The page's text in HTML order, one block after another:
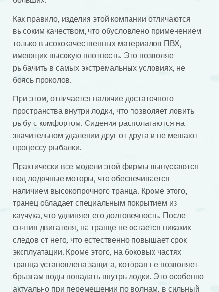
Как правило, изделия этой компании отличаются
высоким качеством, что обусловлено применением
только высококачественных материалов ПВХ,
имеющих высокую плотность. Это позволяет
рыбачить в самых экстремальных условиях, не
боясь проколов.
При этом, отличается наличие достаточного
пространства внутри лодки, что позволяет ловить
рыбу с комфортом. Сидения располагаются на
значительном удалении друг от друга и не мешают
процессу рыбалки.
Практически все модели этой фирмы выпускаются
под лодочные моторы, что обеспечивается
наличием высокопрочного транца. Кроме этого,
транец обладает специальным покрытием из
каучука, что удлиняет его долговечность. После
снятия двигателя, на транце не остается никаких
следов от него, что естественно повышает срок
эксплуатации. Кроме этого, на боковых частях
транца установлена защита, которая не позволяет
брызгам воды попадать внутрь лодки. Это особенно
актуально при перемещении по волнам, в сильный